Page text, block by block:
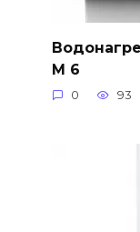
M 6
0 93